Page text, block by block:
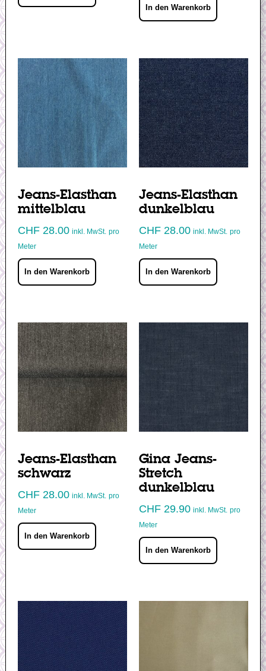
In den Warenkorb
Jeans-Elasthan
mittelblau
CHF28.00 inkl. MwSt. pro
Meter
In den Warenkorb
Jeans-Elasthan
dunkelblau
CHF28.00 inkl. MwSt. pro
Meter
In den Warenkorb
Jeans-Elasthan
schwarz
CHF28.00 inkl. MwSt. pro
Meter
In den Warenkorb
Gina Jeans-
Stretch
dunkelblau
CHF29.90 inkl. MwSt. pro
Meter
In den Warenkorb